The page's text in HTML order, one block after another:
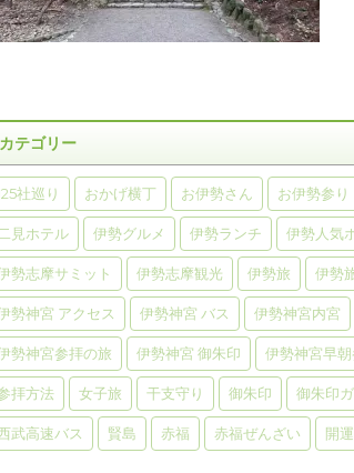
カテゴリー
社巡り おかげ横丁 お伊勢さん お伊勢参り
二見ホテル 伊勢グルメ 伊勢ランチ 伊勢人気
勢志摩サミット 伊勢志摩観光 伊勢旅 伊勢
勢神宮 アクセス 伊勢神宮 バス 伊勢神宮内宮
勢神宮参拝の旅 伊勢神宮 御朱印 伊勢神宮早
拝方法 女子旅 干支守り 御朱印 御朱印
武高速バス 賢島 赤福 赤福ぜんざい 開